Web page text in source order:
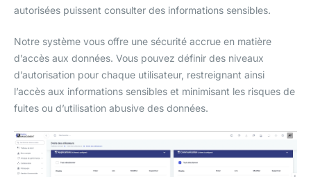
autorisées puissent consulter des informations sensibles.
Notre système vous offre une sécurité accrue en matière
d’accès aux données. Vous pouvez définir des niveaux
d’autorisation pour chaque utilisateur, restreignant ainsi
l’accès aux informations sensibles et minimisant les risques de
fuites ou d’utilisation abusive des données.